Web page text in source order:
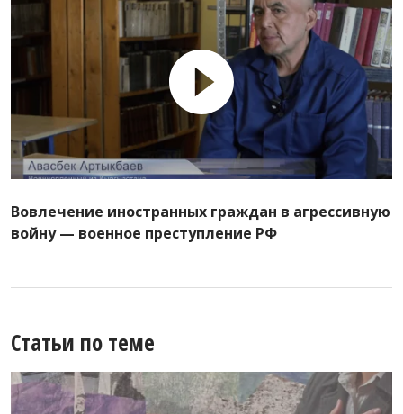
Вовлечение иностранных граждан в агрессивную
войну — военное преступление РФ
Статьи по теме